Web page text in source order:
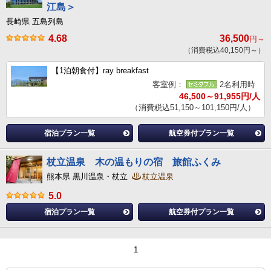
江島＞
長崎県 五島列島
4.68 36,500円～
（消費税込40,150円～）
【1泊朝食付】ray breakfast
客室例：
2名利用時
46,500～91,955円/人
（消費税込51,150～101,150円/人）
宿泊プラン一覧 航空券付プラン一覧
杖立温泉 木の温もりの宿 旅館ふくみ
熊本県 黒川温泉・杖立 杖立温泉
5.0
宿泊プラン一覧 航空券付プラン一覧
1